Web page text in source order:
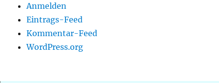
Anmelden
Eintrags-Feed
Kommentar-Feed
WordPress.org